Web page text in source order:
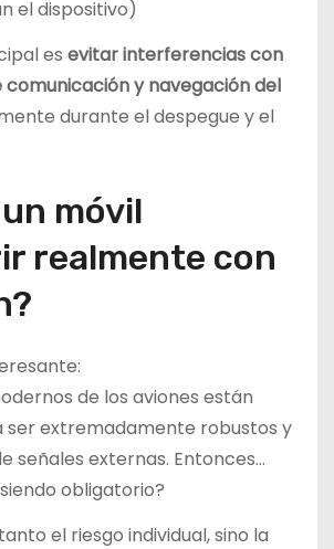
el dispositivo)
es evitar interferencias con
comunicación y navegación del
durante el despegue y el
móvil
realmente con
de los aviones están
ser extremadamente robustos y
señales externas. Entonces…
obligatorio?
el riesgo individual, sino la